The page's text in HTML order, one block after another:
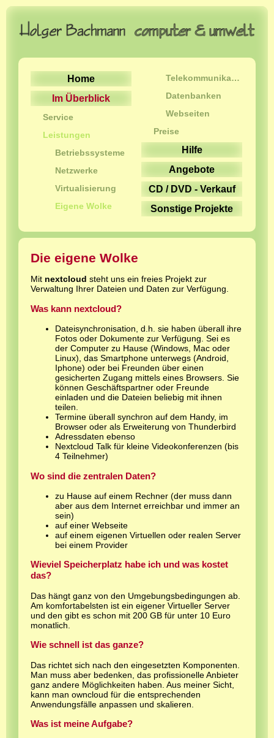
Home
Im Überblick
Service
Leistungen
Betriebssysteme
Netzwerke
Virtualisierung
Eigene Wolke
Telekommunikation
Datenbanken
Webseiten
Preise
Hilfe
Angebote
CD / DVD - Verkauf
Sonstige Projekte
Die eigene Wolke
Mit nextcloud steht uns ein freies Projekt zur
Verwaltung Ihrer Dateien und Daten zur Verfügung.
Was kann nextcloud?
Dateisynchronisation, d.h. sie haben überall ihre
Fotos oder Dokumente zur Verfügung. Sei es
der Computer zu Hause (Windows, Mac oder
Linux), das Smartphone unterwegs (Android,
Iphone) oder bei Freunden über einen
gesicherten Zugang mittels eines Browsers. Sie
können Geschäftspartner oder Freunde
einladen und die Dateien beliebig mit ihnen
teilen.
Termine überall synchron auf dem Handy, im
Browser oder als Erweiterung von Thunderbird
Adressdaten ebenso
Nextcloud Talk für kleine Videokonferenzen (bis
4 Teilnehmer)
Wo sind die zentralen Daten?
zu Hause auf einem Rechner (der muss dann
aber aus dem Internet erreichbar und immer an
sein)
auf einer Webseite
auf einem eigenen Virtuellen oder realen Server
bei einem Provider
Wieviel Speicherplatz habe ich und was kostet
das?
Das hängt ganz von den Umgebungsbedingungen ab.
Am komfortabelsten ist ein eigener Virtueller Server
und den gibt es schon mit 200 GB für unter 10 Euro
monatlich.
Wie schnell ist das ganze?
Das richtet sich nach den eingesetzten Komponenten.
Man muss aber bedenken, das profissionelle Anbieter
ganz andere Möglichkeiten haben. Aus meiner Sicht,
kann man owncloud für die entsprechenden
Anwendungsfälle anpassen und skalieren.
Was ist meine Aufgabe?